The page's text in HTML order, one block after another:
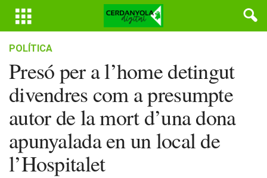
POLÍTICA
Presó per a l’home detingut
divendres com a presumpte
autor de la mort d’una dona
apunyalada en un local de
l’Hospitalet